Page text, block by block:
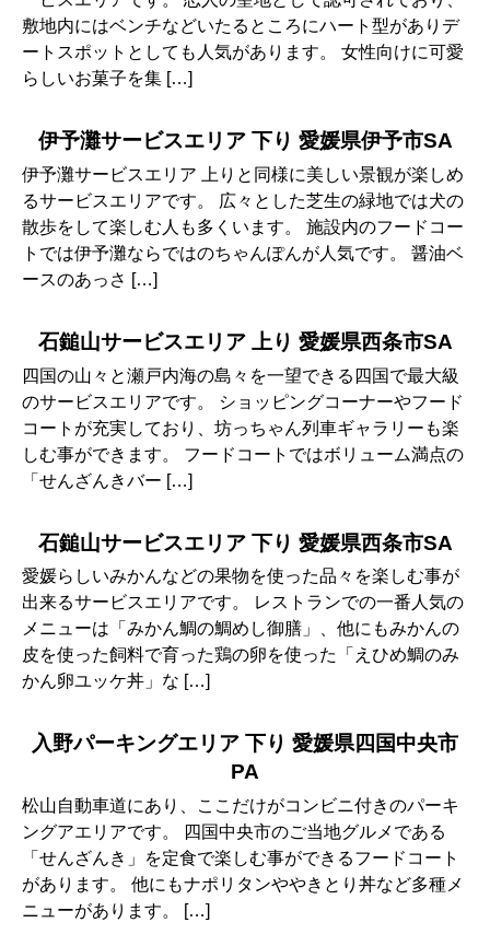
敷地内にはベンチなどいたるところにハート型がありデ
ートスポットとしても人気があります。 女性向けに可愛
らしいお菓子を集 […]
伊予灘サービスエリア 下り 愛媛県伊予市SA
伊予灘サービスエリア 上りと同様に美しい景観が楽しめ
るサービスエリアです。 広々とした芝生の緑地では犬の
散歩をして楽しむ人も多くいます。 施設内のフードコー
トでは伊予灘ならではのちゃんぽんが人気です。 醤油ベ
ースのあっさ […]
石鎚山サービスエリア 上り 愛媛県西条市SA
四国の山々と瀬戸内海の島々を一望できる四国で最大級
のサービスエリアです。 ショッピングコーナーやフード
コートが充実しており、坊っちゃん列車ギャラリーも楽
しむ事ができます。 フードコートではボリューム満点の
「せんざんきバー […]
石鎚山サービスエリア 下り 愛媛県西条市SA
愛媛らしいみかんなどの果物を使った品々を楽しむ事が
出来るサービスエリアです。 レストランでの一番人気の
メニューは「みかん鯛の鯛めし御膳」、他にもみかんの
皮を使った飼料で育った鶏の卵を使った「えひめ鯛のみ
かん卵ユッケ丼」な […]
入野パーキングエリア 下り 愛媛県四国中央市
PA
松山自動車道にあり、ここだけがコンビニ付きのパーキ
ングアエリアです。 四国中央市のご当地グルメである
「せんざんき」を定食で楽しむ事ができるフードコート
があります。 他にもナポリタンややきとり丼など多種メ
ニューがあります。 […]